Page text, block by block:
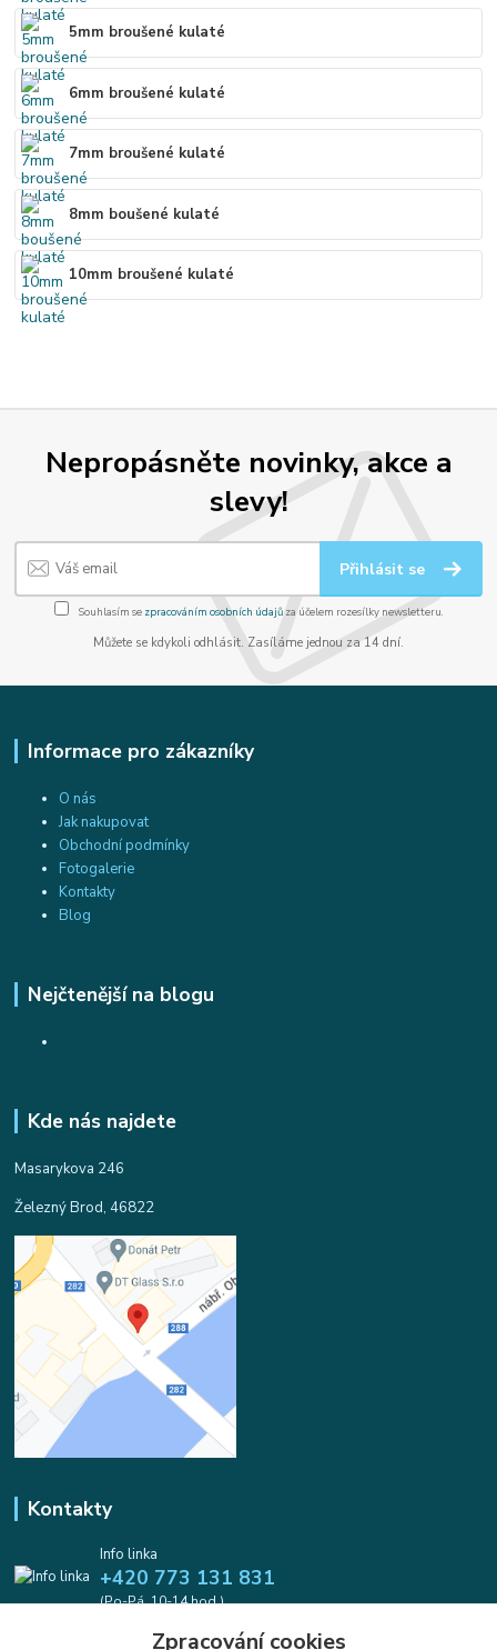
5mm broušené kulaté
6mm broušené kulaté
7mm broušené kulaté
8mm boušené kulaté
10mm broušené kulaté
Nepropásněte novinky, akce a
slevy!
Přihlásit se
Souhlasím se zpracováním osobních údajůza účelem rozesílky newsletteru.
Můžete se kdykoli odhlásit. Zasíláme jednou za 14 dní.
Informace pro zákazníky
O nás
Jak nakupovat
Obchodní podmínky
Fotogalerie
Kontakty
Blog
Nejčtenější na blogu
Kde nás najdete
Masarykova 246
Železný Brod, 46822
Kontakty
Info linka
+420 773 131 831
(Po-Pá, 10-14 hod.)
info@koralkomat.czZpracování cookies